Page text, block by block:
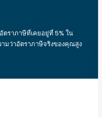
ราภาษีที่เคยอยู่ที่ 5% ใน
มว่าอัตราภาษีจริงของคุณสูง